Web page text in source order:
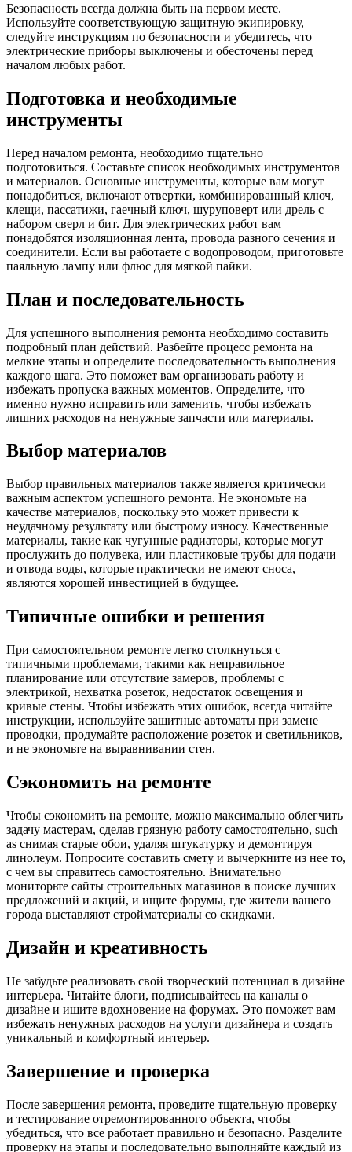
Безопасность всегда должна быть на первом месте.
Используйте соответствующую защитную экипировку,
следуйте инструкциям по безопасности и убедитесь, что
электрические приборы выключены и обесточены перед
началом любых работ.
Подготовка и необходимые
инструменты
Перед началом ремонта, необходимо тщательно
подготовиться. Составьте список необходимых инструментов
и материалов. Основные инструменты, которые вам могут
понадобиться, включают отвертки, комбинированный ключ,
клещи, пассатижи, гаечный ключ, шуруповерт или дрель с
набором сверл и бит. Для электрических работ вам
понадобятся изоляционная лента, провода разного сечения и
соединители. Если вы работаете с водопроводом, приготовьте
паяльную лампу или флюс для мягкой пайки.
План и последовательность
Для успешного выполнения ремонта необходимо составить
подробный план действий. Разбейте процесс ремонта на
мелкие этапы и определите последовательность выполнения
каждого шага. Это поможет вам организовать работу и
избежать пропуска важных моментов. Определите, что
именно нужно исправить или заменить, чтобы избежать
лишних расходов на ненужные запчасти или материалы.
Выбор материалов
Выбор правильных материалов также является критически
важным аспектом успешного ремонта. Не экономьте на
качестве материалов, поскольку это может привести к
неудачному результату или быстрому износу. Качественные
материалы, такие как чугунные радиаторы, которые могут
прослужить до полувека, или пластиковые трубы для подачи
и отвода воды, которые практически не имеют сноса,
являются хорошей инвестицией в будущее.
Типичные ошибки и решения
При самостоятельном ремонте легко столкнуться с
типичными проблемами, такими как неправильное
планирование или отсутствие замеров, проблемы с
электрикой, нехватка розеток, недостаток освещения и
кривые стены. Чтобы избежать этих ошибок, всегда читайте
инструкции, используйте защитные автоматы при замене
проводки, продумайте расположение розеток и светильников,
и не экономьте на выравнивании стен.
Сэкономить на ремонте
Чтобы сэкономить на ремонте, можно максимально облегчить
задачу мастерам, сделав грязную работу самостоятельно, such
as снимая старые обои, удаляя штукатурку и демонтируя
линолеум. Попросите составить смету и вычеркните из нее то,
с чем вы справитесь самостоятельно. Внимательно
мониторьте сайты строительных магазинов в поиске лучших
предложений и акций, и ищите форумы, где жители вашего
города выставляют стройматериалы со скидками.
Дизайн и креативность
Не забудьте реализовать свой творческий потенциал в дизайне
интерьера. Читайте блоги, подписывайтесь на каналы о
дизайне и ищите вдохновение на форумах. Это поможет вам
избежать ненужных расходов на услуги дизайнера и создать
уникальный и комфортный интерьер.
Завершение и проверка
После завершения ремонта, проведите тщательную проверку
и тестирование отремонтированного объекта, чтобы
убедиться, что все работает правильно и безопасно. Разделите
проверку на этапы и последовательно выполняйте каждый из